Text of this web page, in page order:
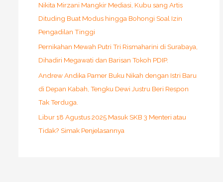
Nikita Mirzani Mangkir Mediasi, Kubu sang Artis
Dituding Buat Modus hingga Bohongi Soal Izin
Pengadilan Tinggi
Pernikahan Mewah Putri Tri Rismaharini di Surabaya,
Dihadiri Megawati dan Barisan Tokoh PDIP.
Andrew Andika Pamer Buku Nikah dengan Istri Baru
di Depan Kabah, Tengku Dewi Justru Beri Respon
Tak Terduga.
Libur 18 Agustus 2025 Masuk SKB 3 Menteri atau
Tidak? Simak Penjelasannya